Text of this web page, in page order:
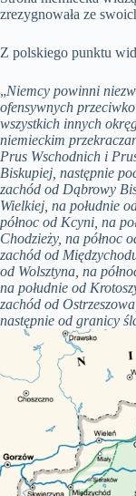
zrezygnowała ze
Z polskiego punktu
„Niemcy powinni
ofensywnych
wszystkich innych
niemieckim
Prus Wschodnich i
Biskupiej, następnie
zachód od Dąbrowy
Wielkiej, na południe
północ od Kcyni, na
Chodzieży, na północ
zachód od
od Wolsztyna, na
na południe od
zachód od
następnie od granicy